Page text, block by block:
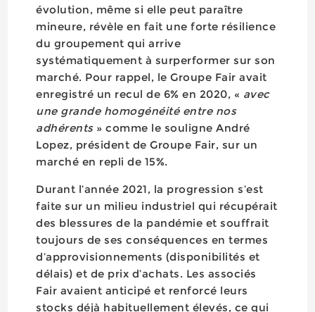
évolution, même si elle peut paraître
mineure, révèle en fait une forte résilience
du groupement qui arrive
systématiquement à surperformer sur son
marché. Pour rappel, le Groupe Fair avait
enregistré un recul de 6% en 2020, « avec
une grande homogénéité entre nos
adhérents» comme le souligne André
Lopez, président de Groupe Fair, sur un
marché en repli de 15%.
Durant l’année 2021, la progression s’est
faite sur un milieu industriel qui récupérait
des blessures de la pandémie et souffrait
toujours de ses conséquences en termes
d’approvisionnements (disponibilités et
délais) et de prix d’achats. Les associés
Fair avaient anticipé et renforcé leurs
stocks déjà habituellement élevés, ce qui